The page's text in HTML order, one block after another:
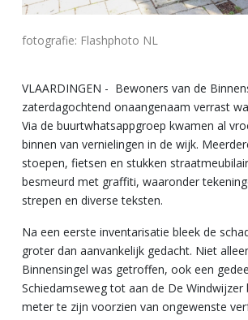
fotografie: Flashphoto NL
VLAARDINGEN - Bewoners van de
zaterdagochtend onaangenaam verrast
Via de buurtwhatsappgroep kwamen al
binnen van vernielingen in de wijk.
stoepen, fietsen en stukken
besmeurd met graffiti, waaronder
strepen en diverse teksten.
Na een eerste inventarisatie bleek de
groter dan aanvankelijk gedacht. Niet
Binnensingel was getroffen, ook een
Schiedamseweg tot aan de De Windwijzer
meter te zijn voorzien van ongewenste